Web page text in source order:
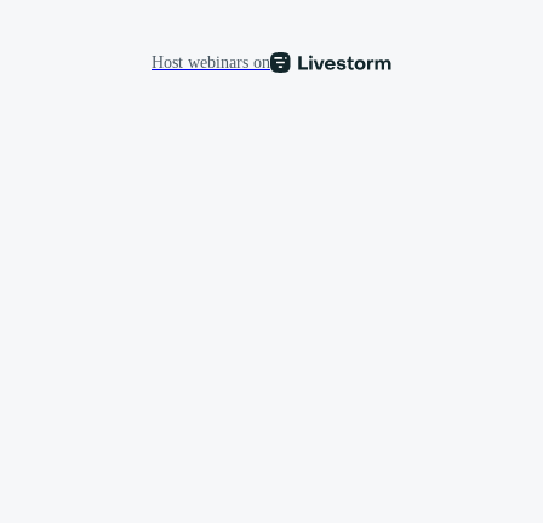
Host webinars on